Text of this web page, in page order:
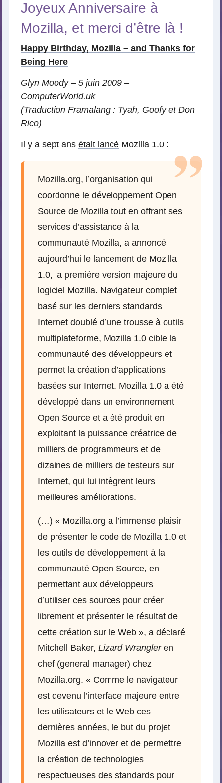
Joyeux Anniversaire à
Mozilla, et merci d’être là !
Happy Birthday, Mozilla – and Thanks for
Being Here
Glyn Moody – 5 juin 2009 –
ComputerWorld.uk
(Traduction Framalang : Tyah, Goofy et Don
Rico)
Il y a sept ans était lancé Mozilla 1.0 :
Mozilla.org, l’organisation qui
coordonne le développement Open
Source de Mozilla tout en offrant ses
services d’assistance à la
communauté Mozilla, a annoncé
aujourd’hui le lancement de Mozilla
1.0, la première version majeure du
logiciel Mozilla. Navigateur complet
basé sur les derniers standards
Internet doublé d’une trousse à outils
multiplateforme, Mozilla 1.0 cible la
communauté des développeurs et
permet la création d’applications
basées sur Internet. Mozilla 1.0 a été
développé dans un environnement
Open Source et a été produit en
exploitant la puissance créatrice de
milliers de programmeurs et de
dizaines de milliers de testeurs sur
Internet, qui lui intègrent leurs
meilleures améliorations.
(…) « Mozilla.org a l’immense plaisir
de présenter le code de Mozilla 1.0 et
les outils de développement à la
communauté Open Source, en
permettant aux développeurs
d’utiliser ces sources pour créer
librement et présenter le résultat de
cette création sur le Web », a déclaré
Mitchell Baker, Lizard Wrangleren
chef (general manager) chez
Mozilla.org. « Comme le navigateur
est devenu l’interface majeure entre
les utilisateurs et le Web ces
dernières années, le but du projet
Mozilla est d’innover et de permettre
la création de technologies
respectueuses des standards pour